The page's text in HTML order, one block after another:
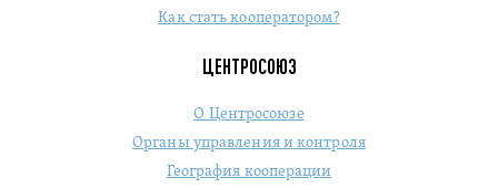
Как стать кооператором?
ЦЕНТРОСОЮЗ
О Центросоюзе
Органы управления и контроля
География кооперации